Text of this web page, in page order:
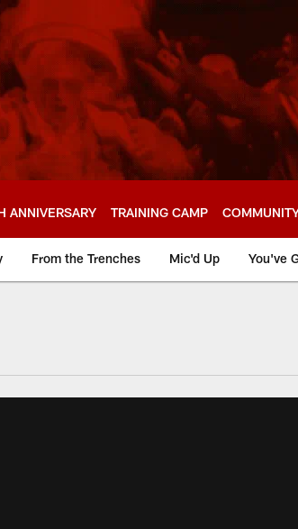
ANNIVERSARY TRAINING CAMP
From the Trenches Mic'd Up You've